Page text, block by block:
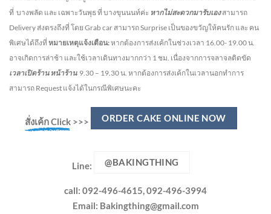
ที่ บางพลัด และ เฉพาะวันพุธ ที่ บางขุนนนท์ค่ะ หากไม่สะดวกมารับเองสามารถ
Delivery ส่งตรงถึงที่ โดย Grab car สามารถ Surprise เป็นของขวัญให้คนรัก และ คน
พิเศษได้ถึงที่ หมายเหตุแจ้งเตือน:หากต้องการส่งเค้กในช่วงเวลา 16.00- 19.00 น.
อาจเกิดการล่าช้า และใช้เวลาเดินทางมากกว่า 1 ชม. เนื่องจากการจลาจลติดขัด
เวลาเปิดร้าน หน้าร้าน 9.30 – 19.30 น. หากต้องการส่งเค้กในเวลานอกทำการ
สามารถ Request แจ้งได้ในกรณีพิเศษนะคะ
สั่งเค้ก Click>>> ORDER CAKE ONLINE NOW
Line: @BAKINGTHING
call: 092-496-4615, 092-496-3994
Email: Bakingthing@gmail.com